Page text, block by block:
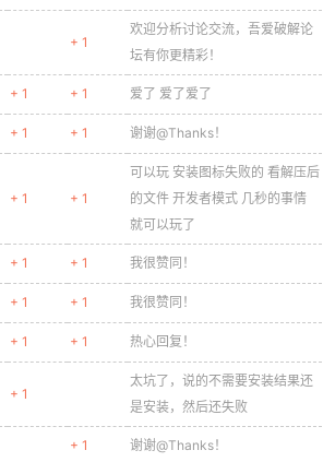
+ 1
欢迎分析讨论交流，吾爱破解论
坛有你更精彩！
+ 1 + 1 爱了 爱了爱了
+ 1 + 1 谢谢@Thanks！
+ 1 + 1
可以玩 安装图标失败的 看解压后
的文件 开发者模式 几秒的事情
就可以玩了
+ 1 + 1 我很赞同！
+ 1 + 1 我很赞同！
+ 1 + 1 热心回复！
+ 1
太坑了，说的不需要安装结果还
是安装，然后还失败
+ 1 谢谢@Thanks！